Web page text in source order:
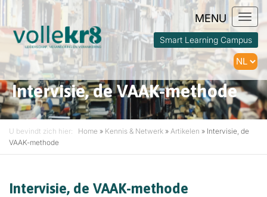
Smart Learning Campus
Intervisie, de VAAK-methode
U bevindt zich hier: Home » Kennis & Netwerk » Artikelen » Intervisie, de
VAAK-methode
Intervisie, de VAAK-methode